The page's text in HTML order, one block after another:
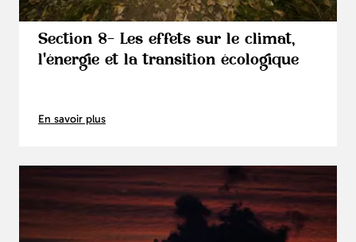
Section 8- Les effets sur le climat,
l'énergie et la transition écologique
En savoir plus